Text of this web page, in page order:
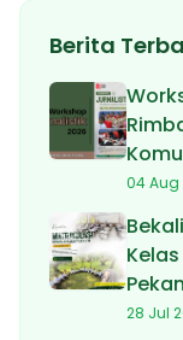
Berita
04 Aug
28 Jul